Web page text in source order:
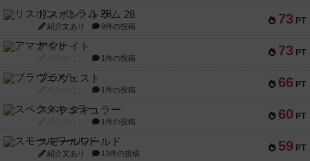
73 PT
リスボン・トラム 28
紹介文あり 9件の投稿
73 PT
アマナイト
1件の投稿
66 PT
ブラヴェスト
1件の投稿
60 PT
スペクタキュラー
1件の投稿
59 PT
スモールワールド
紹介文あり 13件の投稿